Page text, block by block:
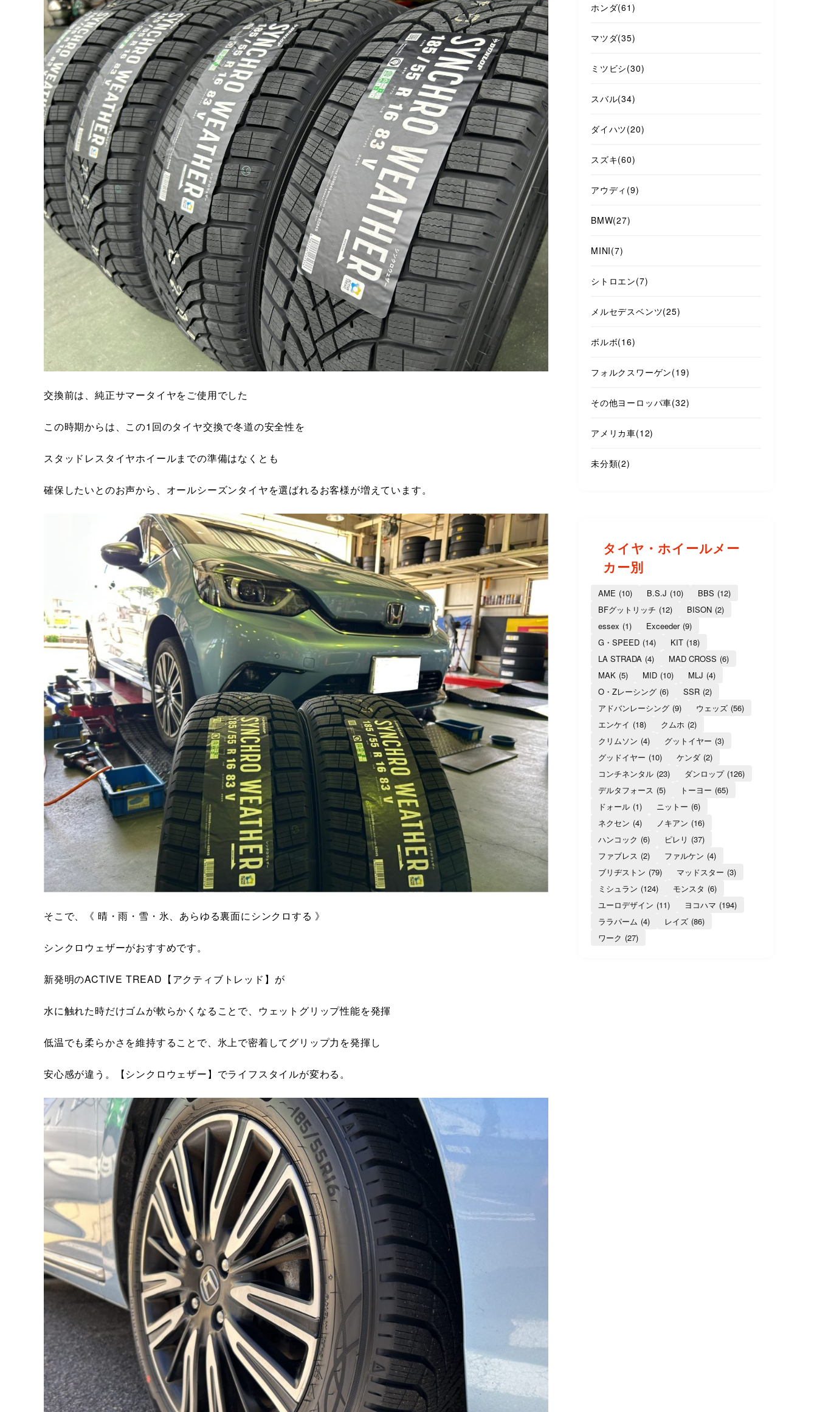
交換前は、純正サマータイヤをご使用でした
この時期からは、この1回のタイヤ交換で冬道の安全性を
スタッドレスタイヤホイールまでの準備はなくとも
確保したいとのお声から、オールシーズンタイヤを選ばれるお客様が増えています。
そこで、《 晴・雨・雪・氷、あらゆる裏面にシンクロする 》
シンクロウェザーがおすすめです。
新発明のACTIVE TREAD【アクティブトレッド】が
水に触れた時だけゴムが軟らかくなることで、ウェットグリップ性能を発揮
低温でも柔らかさを維持することで、氷上で密着してグリップ力を発揮し
安心感が違う。【シンクロウェザー】でライフスタイルが変わる。
ホンダ(61)
マツダ(35)
ミツビシ(30)
スバル(34)
ダイハツ(20)
スズキ(60)
アウディ (9)
BMW(27)
MINI(7)
シトロエン(7)
メルセデスベンツ(25)
ボルボ(16)
フォルクスワーゲン(19)
その他ヨーロッパ車(32)
アメリカ車(12)
未分類(2)
タイヤ・ホイールメー
カー別
AME (10) B.S.J (10) BBS (12)
BFグットリッチ (12) BISON (2)
essex (1) Exceeder (9)
G・SPEED (14) KIT (18)
LA STRADA (4) MAD CROSS (6)
MAK (5) MID (10) MLJ (4)
O・Zレーシング (6) SSR (2)
アドバンレーシング (9) ウェッズ (56)
エンケイ (18) クムホ (2)
クリムソン (4) グットイヤー (3)
グッドイヤー (10) ケンダ (2)
コンチネンタル (23) ダンロップ (126)
デルタフォース (5) トーヨー (65)
ドォール (1) ニットー (6)
ネクセン (4) ノキアン (16)
ハンコック (6) ピレリ (37)
ファブレス (2) ファルケン (4)
ブリヂストン (79) マッドスター (3)
ミシュラン (124) モンスタ (6)
ユーロデザイン (11) ヨコハマ (194)
ララパーム (4) レイズ (86)
ワーク (27)